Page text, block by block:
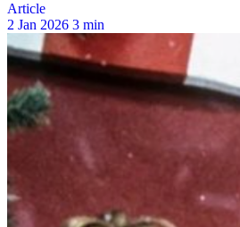
Article
2 Jan 2026 3 min